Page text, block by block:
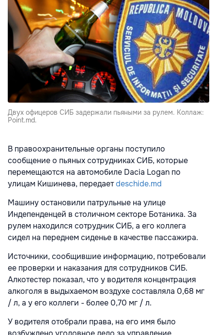
Двух офицеров СИБ задержали пьяными за рулем. Коллаж:
Point.md.
В правоохранительные органы поступило
сообщение о пьяных сотрудниках СИБ, которые
перемещаются на автомобиле Dacia Logan по
улицам Кишинева, передаетdeschide.md
Машину остановили патрульные на улице
Индепенденцей в столичном секторе Ботаника. За
рулем находился сотрудник СИБ, а его коллега
сидел на переднем сиденье в качестве пассажира.
Источники, сообщившие информацию, потребовали
ее проверки и наказания для сотрудников СИБ.
Алкотестер показал, что у водителя концентрация
алкоголя в выдыхаемом воздухе составляла 0,68 мг
/ л, а у его коллеги - более 0,70 мг / л.
У водителя отобрали права, на его имя было